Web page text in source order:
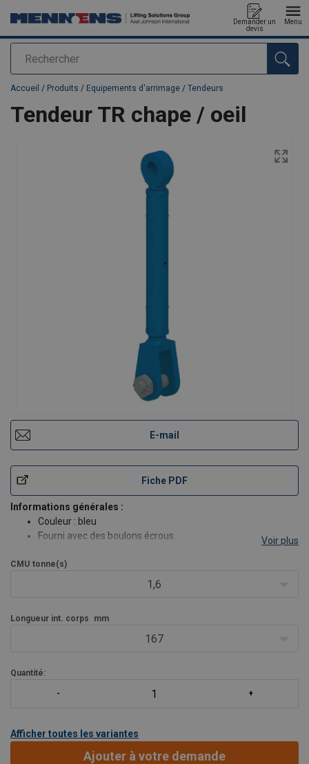
Rechercher
Demander un
devis
Menu
Ajouté au panier
Accueil / Produits / Equipements d'arrimage / Tendeurs
Tendeur TR chape / oeil
E-mail
Fiche PDF
Informations générales :
Couleur : bleu
Fourni avec des boulons écrous.
Avec filetage trapézoïdal.
Charge de rupture = 5 x CMU.
Autres couleurs ou galvanisé
Autres terminaisons (veuillez nous contacter).
Voir plus
CMU tonne(s)
1,6
Longueur int. corps mm
167
Quantité:
Afficher toutes les variantes
Ajouter à votre demande